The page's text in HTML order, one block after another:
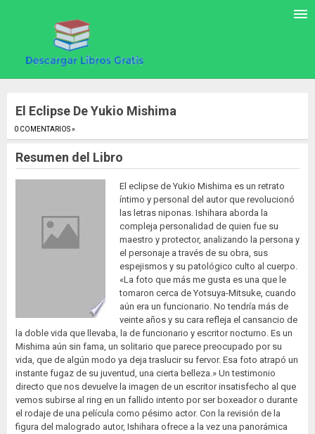
El Eclipse De Yukio Mishima
0 COMENTARIOS ».
Resumen del Libro
El eclipse de Yukio Mishima es un retrato
íntimo y personal del autor que revolucionó
las letras niponas. Ishihara aborda la
compleja personalidad de quien fue su
maestro y protector, analizando la persona y
el personaje a través de su obra, sus
espejismos y su patológico culto al cuerpo.
«La foto que más me gusta es una que le
tomaron cerca de Yotsuya-Mitsuke, cuando
aún era un funcionario. No tendría más de
veinte años y su cara refleja el cansancio de
la doble vida que llevaba, la de funcionario y escritor nocturno. Es un
Mishima aún sin fama, un solitario que parece preocupado por su
vida, que de algún modo ya deja traslucir su fervor. Esa foto atrapó un
instante fugaz de su juventud, una cierta belleza.» Un testimonio
directo que nos devuelve la imagen de un escritor insatisfecho al que
vemos subirse al ring en un fallido intento por ser boxeador o durante
el rodaje de una película como pésimo actor. Con la revisión de la
figura del malogrado autor, Ishihara ofrece a la vez una panorámica